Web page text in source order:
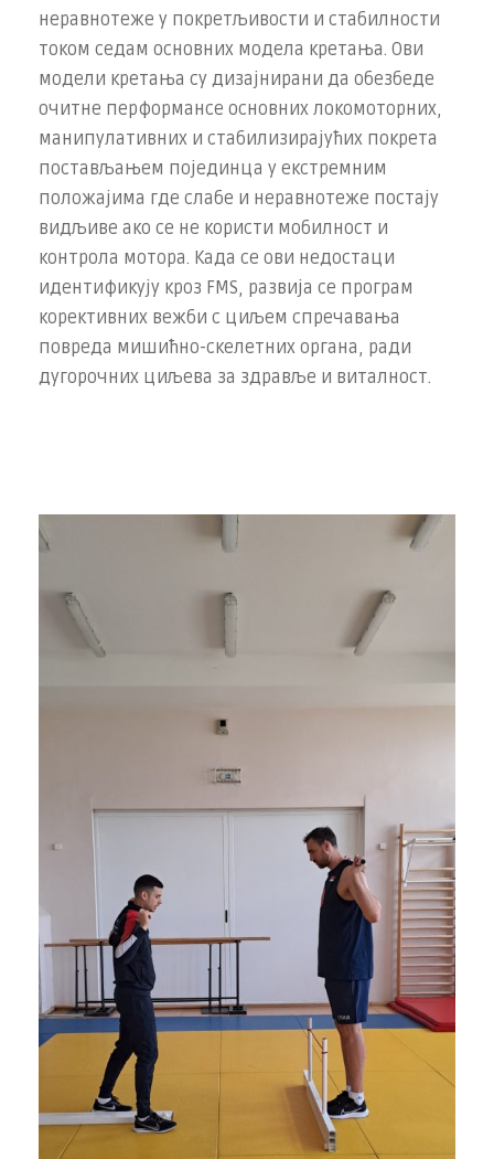
неравнотеже у покретљивости и стабилности
током седам основних модела кретања. Ови
модели кретања су дизајнирани да обезбеде
очитне перформансе основних локомоторних,
манипулативних и стабилизирајућих покрета
постављањем појединца у екстремним
положајима где слабе и неравнотеже постају
видљиве ако се не користи мобилност и
контрола мотора. Када се ови недостаци
идентификују кроз FMS, развија се програм
корективних вежби с циљем спречавања
повреда мишићно-скелетних органа, ради
дугорочних циљева за здравље и виталност.